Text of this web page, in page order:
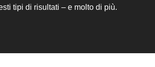
tipi di risultati – e molto di più.